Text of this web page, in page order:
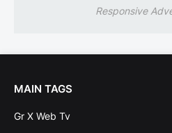
Responsive
MAIN TAGS
Gr X Web Tv